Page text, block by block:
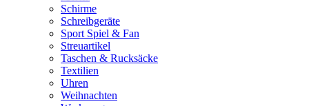
Schirme
Schreibgeräte
Sport Spiel & Fan
Streuartikel
Taschen & Rucksäcke
Textilien
Uhren
Weihnachten